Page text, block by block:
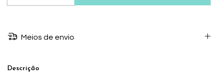
Meios de envio
Descrição